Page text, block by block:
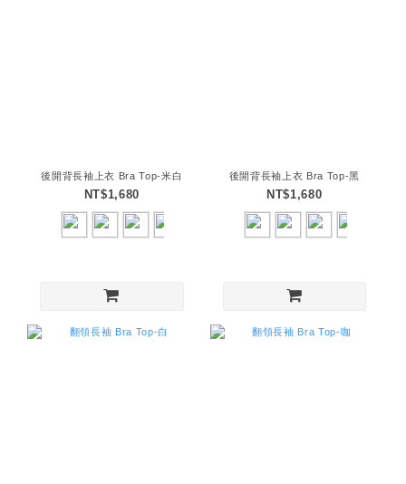
後開背長袖上衣 Bra Top-米白
NT$1,680
後開背長袖上衣 Bra Top-黑
NT$1,680